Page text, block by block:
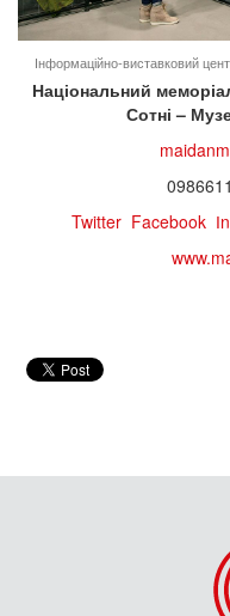
Інформаційно-виставковий
Національний
Сотні –
Twitter​ Facebook​